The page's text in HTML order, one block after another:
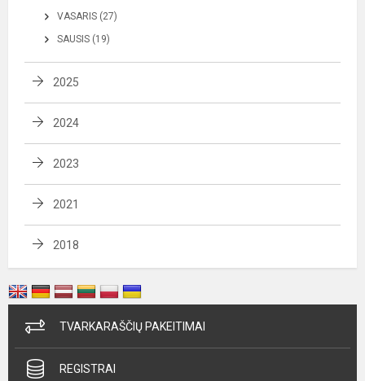
VASARIS (27)
SAUSIS (19)
2025
2024
2023
2021
2018
TVARKARAŠČIŲ PAKEITIMAI
REGISTRAI